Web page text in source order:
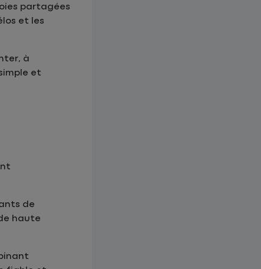
partagées
et les
à
et
de
haute